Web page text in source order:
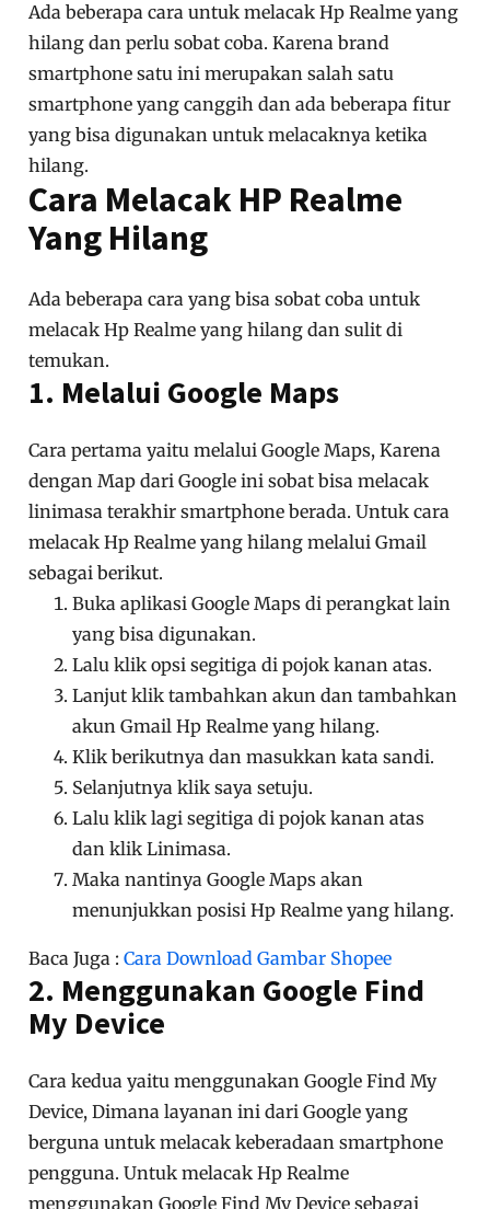
Ada beberapa cara untuk melacak Hp Realme yang
hilang dan perlu sobat coba. Karena brand
smartphone satu ini merupakan salah satu
smartphone yang canggih dan ada beberapa fitur
yang bisa digunakan untuk melacaknya ketika
hilang.
Cara Melacak HP Realme
Yang Hilang
Ada beberapa cara yang bisa sobat coba untuk
melacak Hp Realme yang hilang dan sulit di
temukan.
1. Melalui Google Maps
Cara pertama yaitu melalui Google Maps, Karena
dengan Map dari Google ini sobat bisa melacak
linimasa terakhir smartphone berada. Untuk cara
melacak Hp Realme yang hilang melalui Gmail
sebagai berikut.
Buka aplikasi Google Maps di perangkat lain
yang bisa digunakan.
Lalu klik opsi segitiga di pojok kanan atas.
Lanjut klik tambahkan akun dan tambahkan
akun Gmail Hp Realme yang hilang.
Klik berikutnya dan masukkan kata sandi.
Selanjutnya klik saya setuju.
Lalu klik lagi segitiga di pojok kanan atas
dan klik Linimasa.
Maka nantinya Google Maps akan
menunjukkan posisi Hp Realme yang hilang.
Baca Juga :Cara Download Gambar Shopee
2. Menggunakan Google Find
My Device
Cara kedua yaitu menggunakan Google Find My
Device, Dimana layanan ini dari Google yang
berguna untuk melacak keberadaan smartphone
pengguna. Untuk melacak Hp Realme
menggunakan Google Find My Device sebagai